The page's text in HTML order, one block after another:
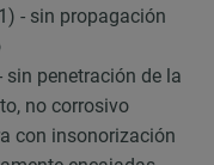
- sin propagación
sin penetración de la
no corrosivo
con insonorización